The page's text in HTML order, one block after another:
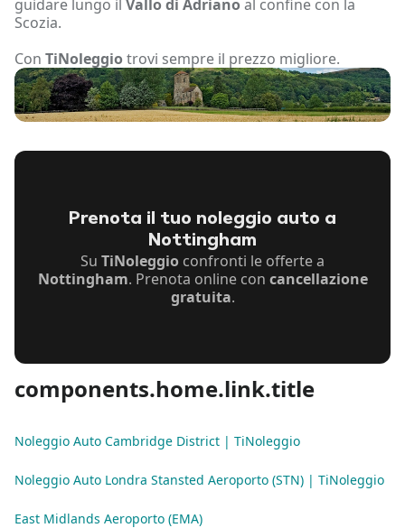
guidare lungo il Vallo di Adrianoal confine con la
Scozia.
Con TiNoleggiotrovi sempre il prezzo migliore.
Prenota il tuo noleggio auto a
Nottingham
Su TiNoleggio confronti le offerte a
Nottingham. Prenota online con cancellazione
gratuita.
components.home.link.title
Noleggio Auto Cambridge District | TiNoleggio
Noleggio Auto Londra Stansted Aeroporto (STN) | TiNoleggio
East Midlands Aeroporto (EMA)